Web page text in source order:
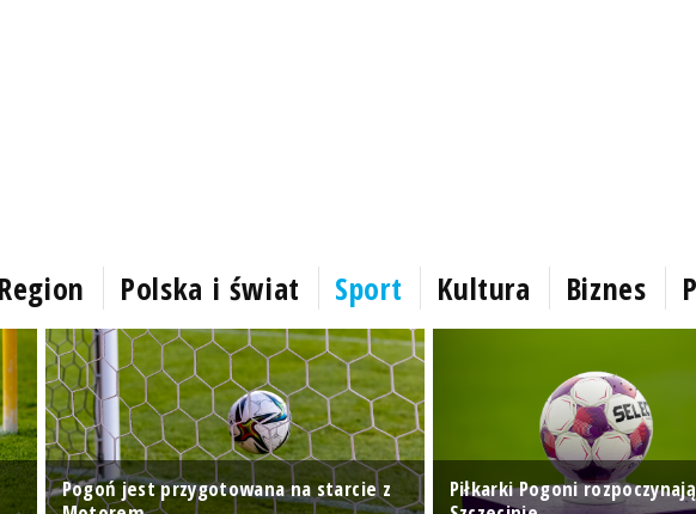
Region Polska i świat Sport Kultura Biznes
Pogoń jest przygotowana na starcie z
Piłkarki Pogoni